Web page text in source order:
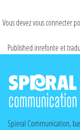
Vous devezvous connecter
Published inrefonte et
Spieral Communication,